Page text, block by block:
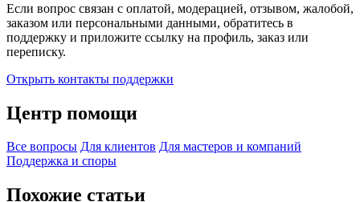
Если вопрос связан с оплатой, модерацией, отзывом, жалобой,
заказом или персональными данными, обратитесь в
поддержку и приложите ссылку на профиль, заказ или
переписку.
Открыть контакты поддержки
Центр помощи
Все вопросы Для клиентов Для мастеров и компаний
Поддержка и споры
Похожие статьи